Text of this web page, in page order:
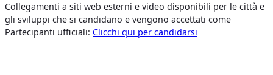
Collegamenti a siti web esterni e video disponibili per le città e
gli sviluppi che si candidano e vengono accettati come
Partecipanti ufficiali: Clicchi qui per candidarsi